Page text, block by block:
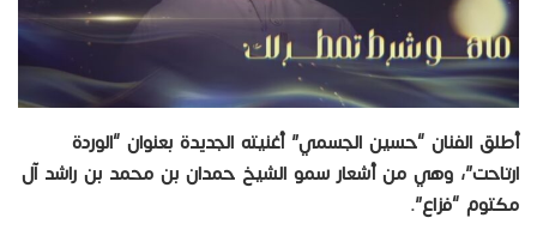
أطلق الفنان “حسين الجسمي” أغنيته الجديدة بعنوان “الوردة
ارتاحت”، وهي من أشعار سمو الشيخ حمدان بن محمد بن راشد آل
مكتوم “فزاع”.